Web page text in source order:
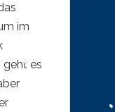
im
geht es